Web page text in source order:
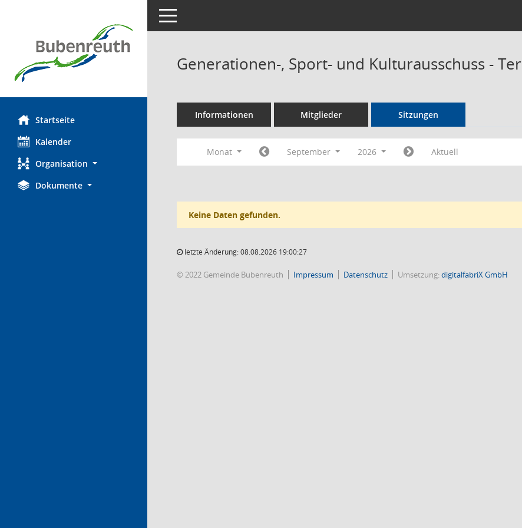
Startseite
Kalender
Organisation
Dokumente
Toggle navigation
Generationen-, Sport- und Kulturausschuss -
Informationen Mitglieder Sitzungen
Monat September 2026 Aktuell
Keine Daten gefunden.
letzte Änderung: 08.08.2026 19:00:27
© 2022 Gemeinde Bubenreuth Impressum Datenschutz Umsetzung:digitalfabriX GmbH